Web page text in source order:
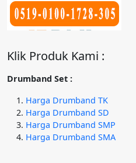
Klik Produk Kami :
Drumband Set :
Harga Drumband TK
Harga Drumband SD
Harga Drumband SMP
Harga Drumband SMA